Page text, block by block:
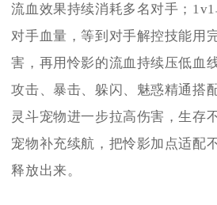
流血效果持续消耗多名对手；
对手血量，等到对手解控技能用
害，再用怜影的流血持续压低血
攻击、暴击、躲闪、魅惑精通搭
灵斗宠物进一步拉高伤害，生存
宠物补充续航，把怜影加点适配
释放出来。